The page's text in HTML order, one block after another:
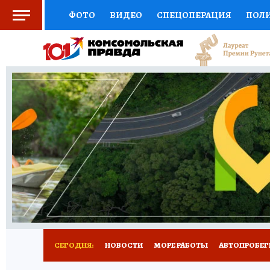
ФОТО ВИДЕО СПЕЦОПЕРАЦИЯ
СОЦПОДДЕРЖКА НАУКА СПОРТ
ВЫБОР ЭКСПЕРТОВ ДОКТОР
КНИЖНАЯ ПОЛКА ПРОГНОЗЫ НА СПОРТ
ПРЕСС-ЦЕНТР НЕДВИЖИМОСТЬ
ВСЕ О КП РАДИО КП ТЕСТЫ НОВОЕ
СЕГОДНЯ: НОВОСТИ МОРЕ РАБОТЫ